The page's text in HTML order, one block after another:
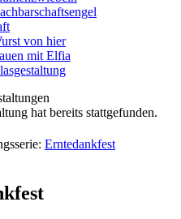
von hier
mit Elfia
hat bereits stattgefunden.
Erntedankfest